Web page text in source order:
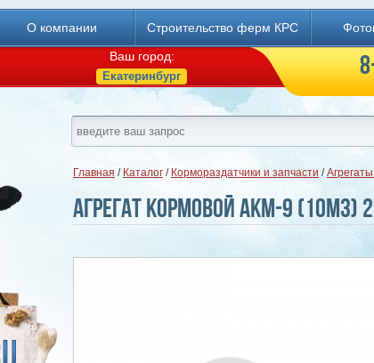
О компании Строительство ферм КРС
Ваш город:
Екатеринбург
Главная / Каталог / Кормораздатчики и запчасти /
Агрегат кормовой АКМ-9 (10м3)